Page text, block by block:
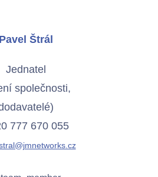
Pavel Štrál
Jednatel
společnosti,
777 670 055